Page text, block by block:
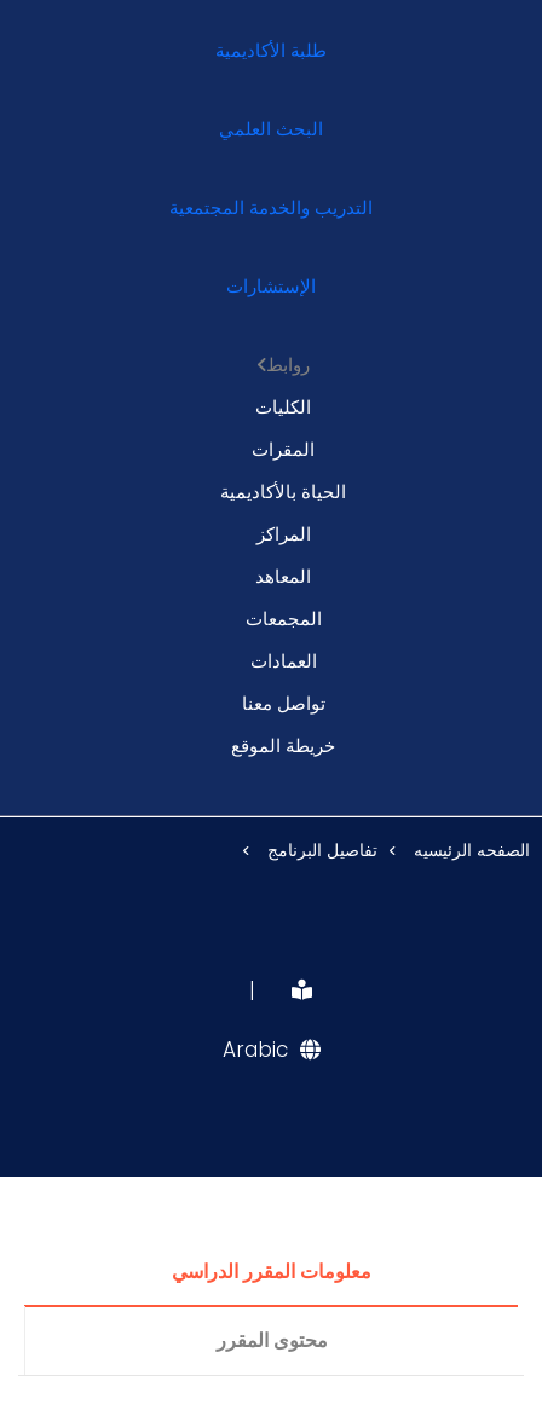
طلبة الأكاديمية
البحث العلمي
التدريب والخدمة المجتمعية
الإستشارات
روابط
الكليات
المقرات
الحياة بالأكاديمية
المراكز
المعاهد
المجمعات
العمادات
تواصل معنا
خريطة الموقع
الصفحه الرئيسيه تفاصيل البرنامج
|
Arabic
معلومات المقرر الدراسي
محتوى المقرر